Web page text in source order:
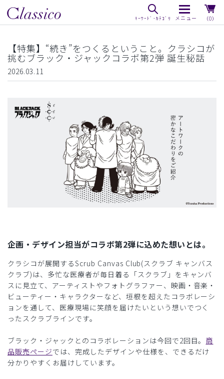
（0）
【特集】“続き”をつくるということ。クラシコが
挑むブラック・ジャックコラボ第2弾 誕生秘話
2026.03.11
企画・デザイン担当がコラボ第2弾に込めた想いとは。
クラシコが展開するScrub Canvas Club(スクラブ キャンバス
クラブ)は、多忙な医療者が毎日着る「スクラブ」をキャンバ
スに見立て、アーティストやフォトグラファー、映画・音楽・
ビューティー・キャラクターなど、垣根を超えたコラボレーシ
ョンを通して、医療現場に笑顔を届けたいという想いでつく
ったスクラブラインです。
ブラック・ジャックとのコラボレーションは今回で2回目。 商
品販売ページでは、完成したデザインや仕様を、できるだけ
分かりやすくお届けしています。